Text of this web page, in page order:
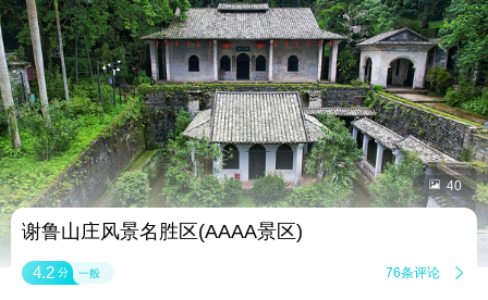
 40
谢鲁山庄风景名胜区(AAAA景区)
4.2 分 一般 76条评论 
